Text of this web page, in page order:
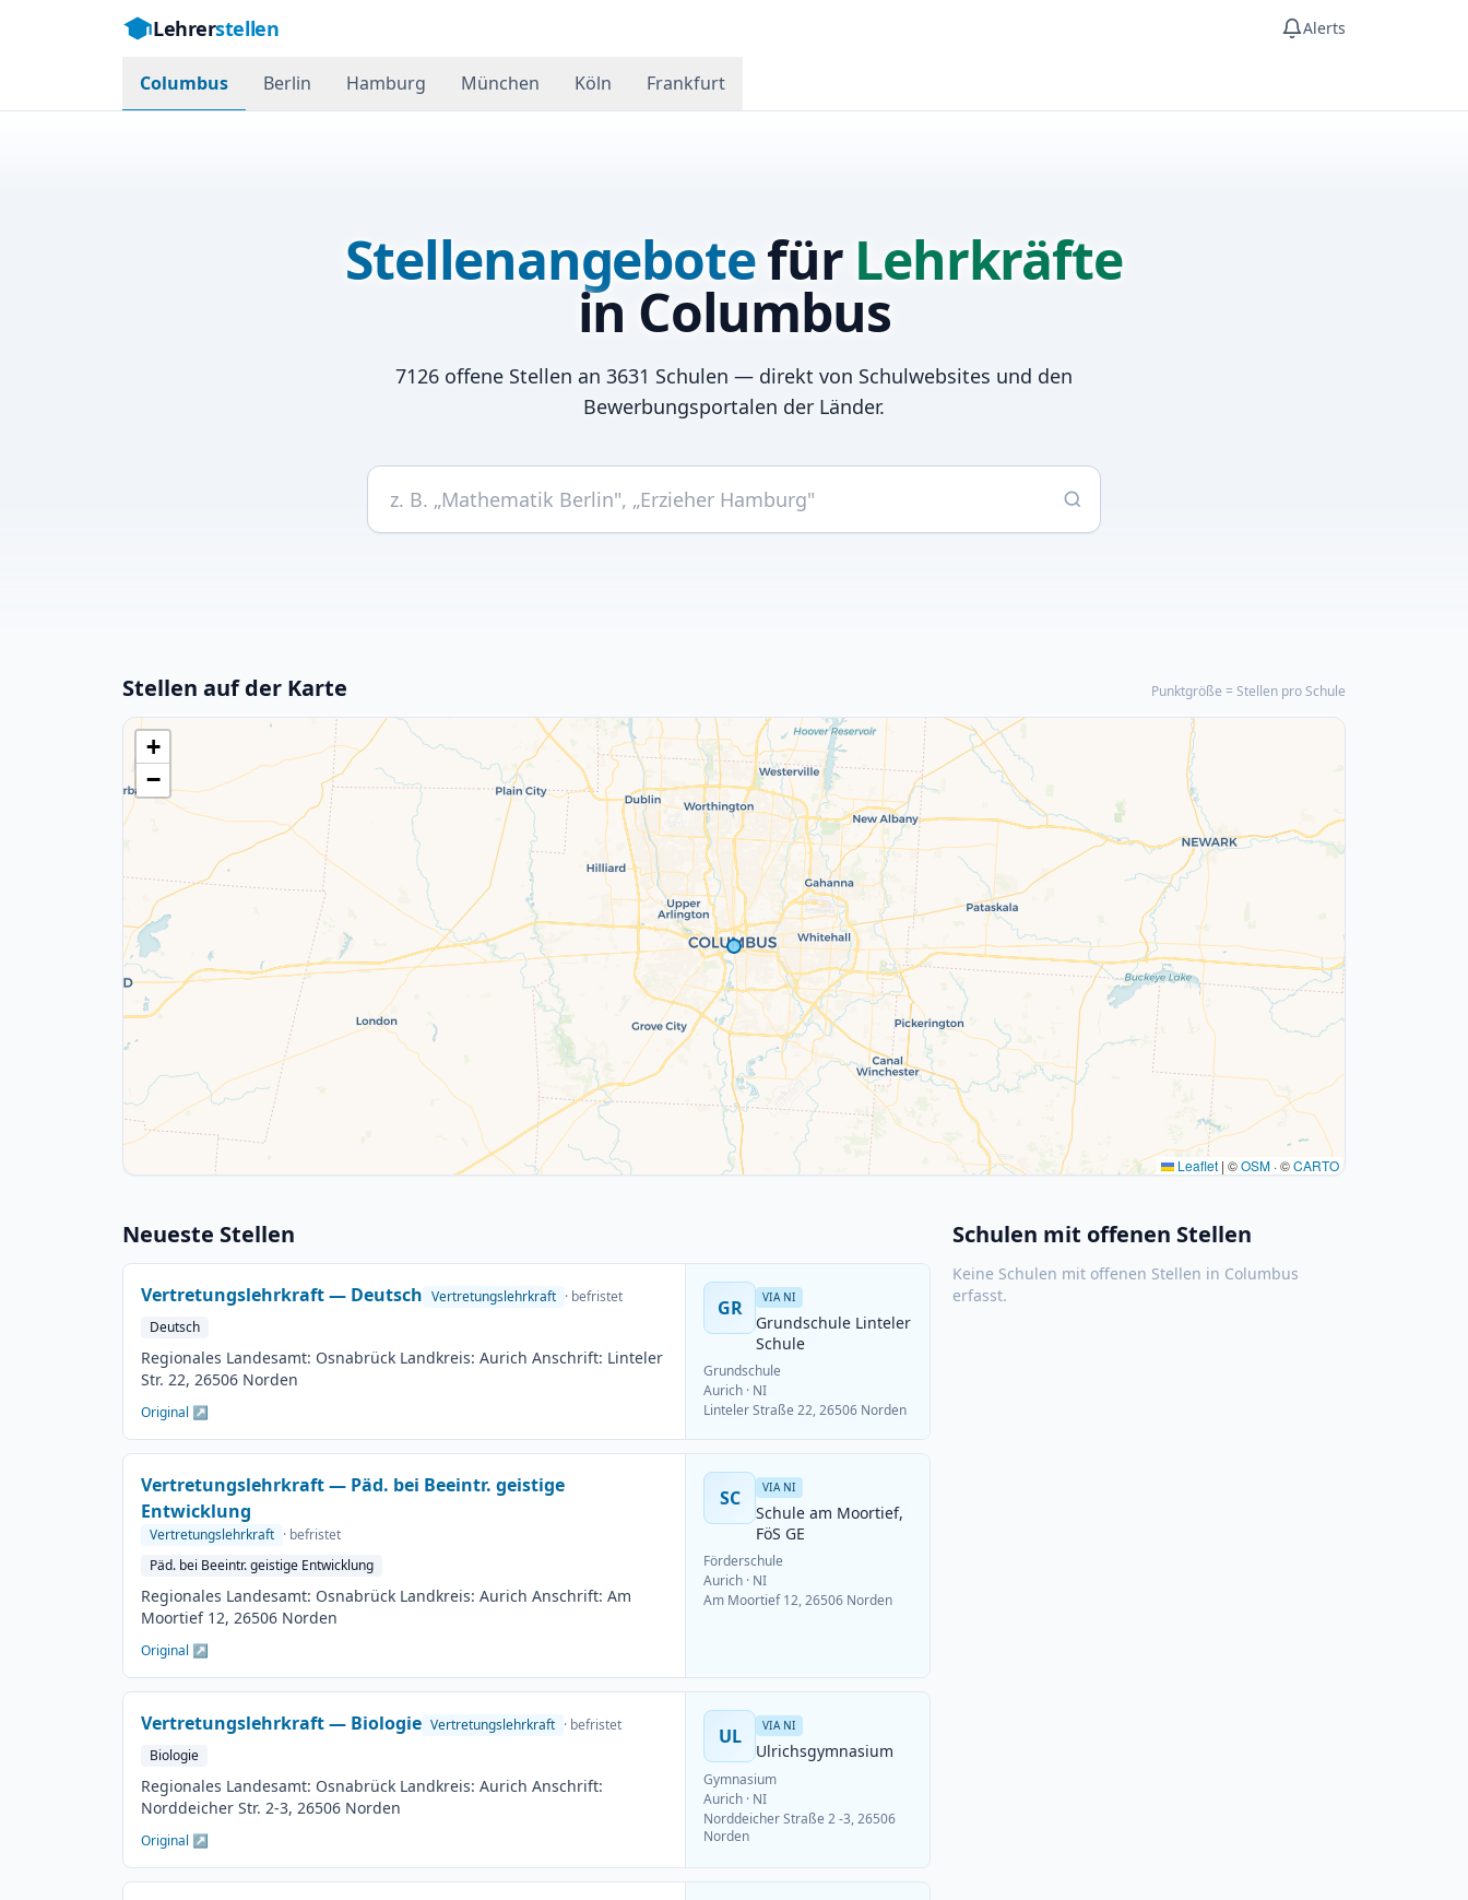
Lehrerstellen Alerts
Columbus Berlin Hamburg München Köln Frankfurt
Stellenangebotefür Lehrkräfte
in Columbus
7126 offene Stellen an 3631 Schulen — direkt von Schulwebsites und den
Bewerbungsportalen der Länder.
Stellen auf der Karte Punktgröße = Stellen pro Schule
+
−
Leaflet | ©OSM · ©CARTO
Neueste Stellen
Vertretungslehrkraft — Deutsch Vertretungslehrkraft · befristet
Deutsch
Regionales Landesamt: Osnabrück Landkreis: Aurich Anschrift: Linteler
Str. 22, 26506 Norden
Original ↗
GR VIA NI
Grundschule Linteler
Schule
Grundschule
Aurich · NI
Linteler Straße 22, 26506 Norden
Vertretungslehrkraft — Päd. bei Beeintr. geistige
Entwicklung
Vertretungslehrkraft · befristet
Päd. bei Beeintr. geistige Entwicklung
Regionales Landesamt: Osnabrück Landkreis: Aurich Anschrift: Am
Moortief 12, 26506 Norden
Original ↗
SC VIA NI
Schule am Moortief,
FöS GE
Förderschule
Aurich · NI
Am Moortief 12, 26506 Norden
Vertretungslehrkraft — Biologie Vertretungslehrkraft · befristet
Biologie
Regionales Landesamt: Osnabrück Landkreis: Aurich Anschrift:
Norddeicher Str. 2-3, 26506 Norden
Original ↗
UL VIA NI
Ulrichsgymnasium
Gymnasium
Aurich · NI
Norddeicher Straße 2 -3, 26506
Norden
Schulen mit offenen Stellen
Keine Schulen mit offenen Stellen in Columbus
erfasst.